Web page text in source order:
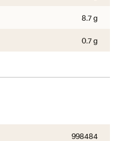
8.7 g
0.7 g
998484